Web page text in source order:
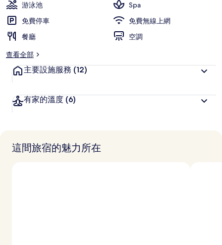
游泳池
Spa
免費停車
免費無線上網
餐廳
空調
查看全部
主要設施服務 (12)
有家的溫度 (6)
這間旅宿的魅力所在